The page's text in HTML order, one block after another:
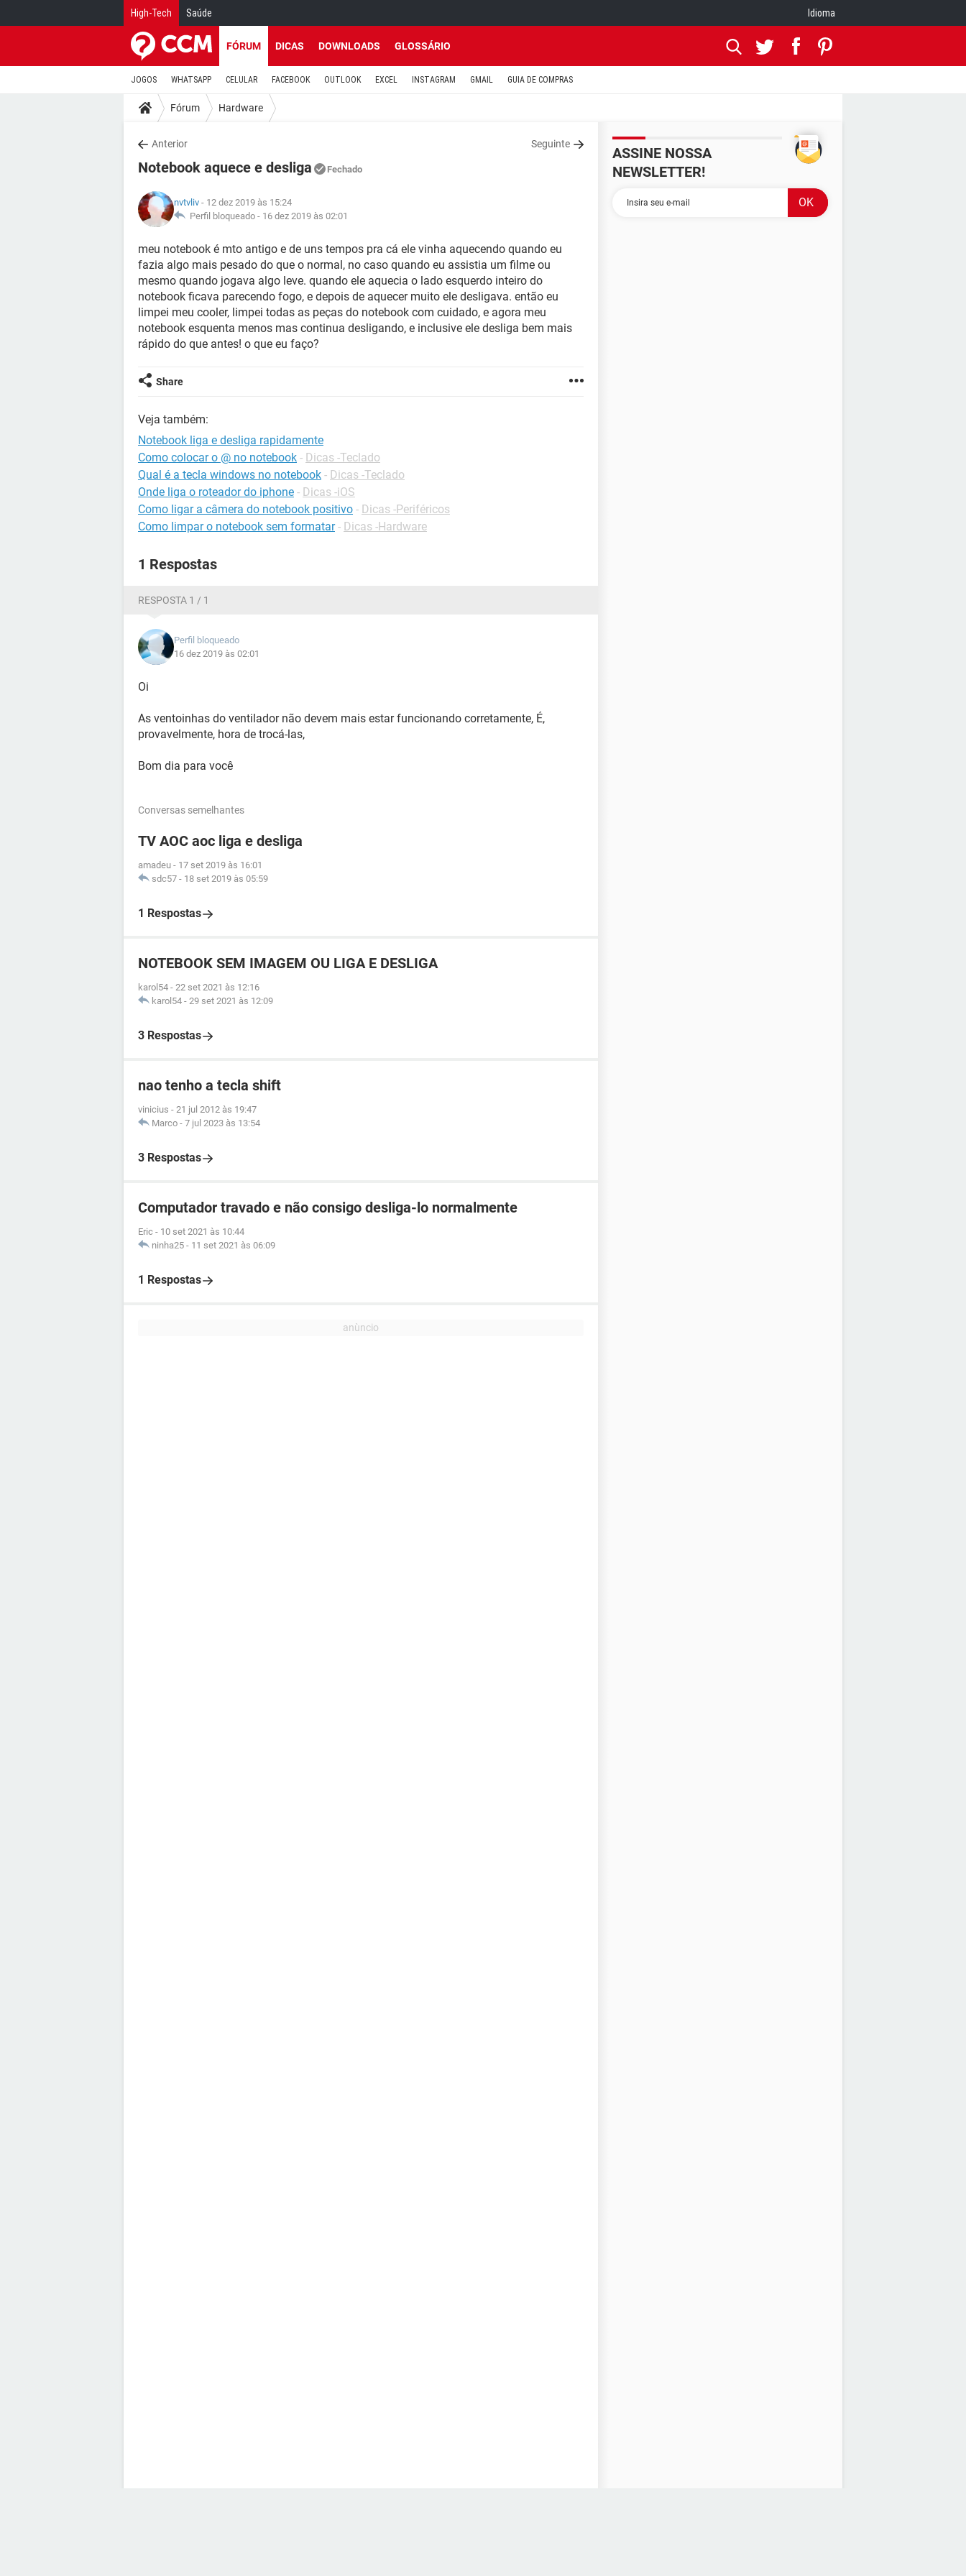
High-Tech Saúde Idioma
FÓRUM DICAS DOWNLOADS GLOSSÁRIO
JOGOS WHATSAPP CELULAR FACEBOOK OUTLOOK EXCEL INSTAGRAM GMAIL GUIA DE COMPRAS
Fórum Hardware
Anterior Seguinte
Notebook aquece e desliga Fechado
nvtvliv - 12 dez 2019 às 15:24
Perfil bloqueado - 16 dez 2019 às 02:01
meu notebook é mto antigo e de uns tempos pra cá ele vinha aquecendo quando eu
fazia algo mais pesado do que o normal, no caso quando eu assistia um filme ou
mesmo quando jogava algo leve. quando ele aquecia o lado esquerdo inteiro do
notebook ficava parecendo fogo, e depois de aquecer muito ele desligava. então eu
limpei meu cooler, limpei todas as peças do notebook com cuidado, e agora meu
notebook esquenta menos mas continua desligando, e inclusive ele desliga bem mais
rápido do que antes! o que eu faço?
Share
Veja também:
Notebook liga e desliga rapidamente
Como colocar o @ no notebook - Dicas -Teclado
Qual é a tecla windows no notebook - Dicas -Teclado
Onde liga o roteador do iphone - Dicas -iOS
Como ligar a câmera do notebook positivo - Dicas -Periféricos
Como limpar o notebook sem formatar - Dicas -Hardware
1 Respostas
RESPOSTA 1 / 1
Perfil bloqueado
16 dez 2019 às 02:01
Oi
As ventoinhas do ventilador não devem mais estar funcionando corretamente, É,
provavelmente, hora de trocá-las,
Bom dia para você
Conversas semelhantes
TV AOC aoc liga e desliga
amadeu - 17 set 2019 às 16:01
sdc57 - 18 set 2019 às 05:59
1 Respostas
NOTEBOOK SEM IMAGEM OU LIGA E DESLIGA
karol54 - 22 set 2021 às 12:16
karol54 - 29 set 2021 às 12:09
3 Respostas
nao tenho a tecla shift
vinicius - 21 jul 2012 às 19:47
Marco - 7 jul 2023 às 13:54
3 Respostas
Computador travado e não consigo desliga-lo normalmente
Eric - 10 set 2021 às 10:44
ninha25 - 11 set 2021 às 06:09
1 Respostas
ASSINE NOSSA
NEWSLETTER!